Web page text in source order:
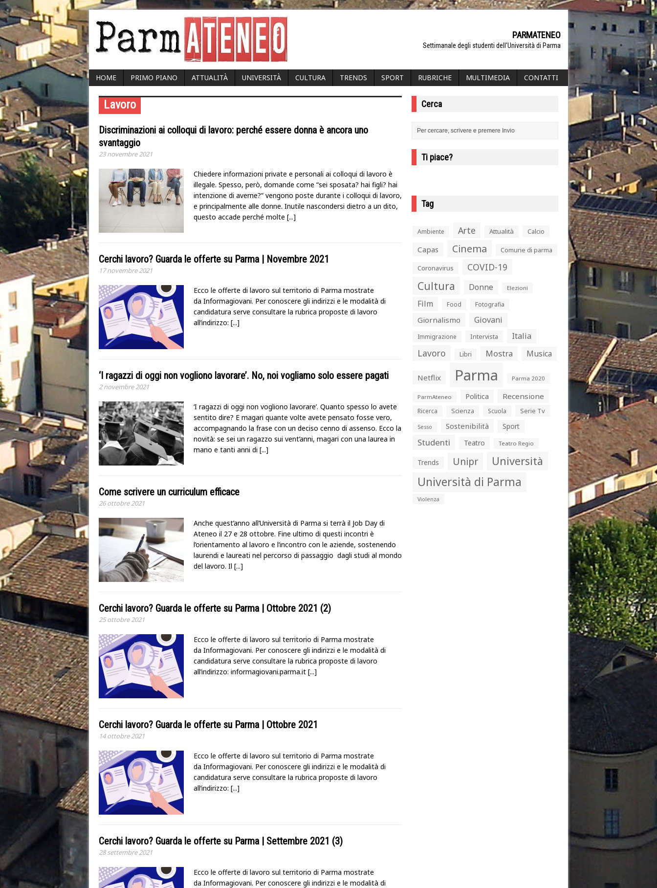
PARMATENEO
Settimanale degli studenti dell'Università di Parma
HOME PRIMO PIANO ATTUALITÀ UNIVERSITÀ CULTURA TRENDS SPORT RUBRICHE MULTIMEDIA CONTATTI
Lavoro
Discriminazioni ai colloqui di lavoro: perché essere donna è ancora uno
svantaggio
23 novembre 2021
Chiedere informazioni private e personali ai colloqui di lavoro è
illegale. Spesso, però, domande come “sei sposata? hai figli? hai
intenzione di averne?” vengono poste durante i colloqui di lavoro,
e principalmente alle donne. Inutile nascondersi dietro a un dito,
questo accade perché molte [...]
Cerchi lavoro? Guarda le offerte su Parma | Novembre 2021
17 novembre 2021
Ecco le offerte di lavoro sul territorio di Parma mostrate
da Informagiovani. Per conoscere gli indirizzi e le modalità di
candidatura serve consultare la rubrica proposte di lavoro
all’indirizzo: [...]
‘I ragazzi di oggi non vogliono lavorare’. No, noi vogliamo solo essere pagati
2 novembre 2021
‘I ragazzi di oggi non vogliono lavorare’. Quanto spesso lo avete
sentito dire? E magari quante volte avete pensato fosse vero,
accompagnando la frase con un deciso cenno di assenso. Ecco la
novità: se sei un ragazzo sui vent’anni, magari con una laurea in
mano e tanti anni di [...]
Come scrivere un curriculum efficace
26 ottobre 2021
Anche quest’anno all’Università di Parma si terrà il Job Day di
Ateneo il 27 e 28 ottobre. Fine ultimo di questi incontri è
l’orientamento al lavoro e l’incontro con le aziende, sostenendo
laurendi e laureati nel percorso di passaggio dagli studi al mondo
del lavoro. Il [...]
Cerchi lavoro? Guarda le offerte su Parma | Ottobre 2021 (2)
25 ottobre 2021
Ecco le offerte di lavoro sul territorio di Parma mostrate
da Informagiovani. Per conoscere gli indirizzi e le modalità di
candidatura serve consultare la rubrica proposte di lavoro
all’indirizzo: informagiovani.parma.it [...]
Cerchi lavoro? Guarda le offerte su Parma | Ottobre 2021
14 ottobre 2021
Ecco le offerte di lavoro sul territorio di Parma mostrate
da Informagiovani. Per conoscere gli indirizzi e le modalità di
candidatura serve consultare la rubrica proposte di lavoro
all’indirizzo: [...]
Cerchi lavoro? Guarda le offerte su Parma | Settembre 2021 (3)
28 settembre 2021
Ecco le offerte di lavoro sul territorio di Parma mostrate
da Informagiovani. Per conoscere gli indirizzi e le modalità di
Cerca
Ti piace?
Tag
Ambiente Arte Attualità Calcio
Capas Cinema Comune di parma
Coronavirus COVID-19
Cultura Donne Elezioni
Film Food Fotografia
Giornalismo Giovani
Immigrazione Intervista Italia
Lavoro Libri Mostra Musica
Netflix Parma Parma 2020
ParmAteneo Politica Recensione
Ricerca Scienza Scuola Serie Tv
Sesso Sostenibilità Sport
Studenti Teatro Teatro Regio
Trends Unipr Università
Università di Parma
Violenza